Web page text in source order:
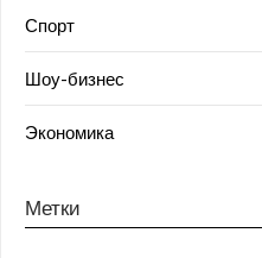
Спорт
Шоу-бизнес
Экономика
Метки